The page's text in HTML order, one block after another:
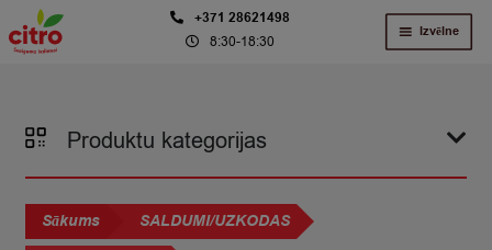
Skip
to
Skip
to
+371 28621498
8:30-18:30
Izvēlne
Produktu kategorijas
Sākums
SALDUMI/UZKODAS